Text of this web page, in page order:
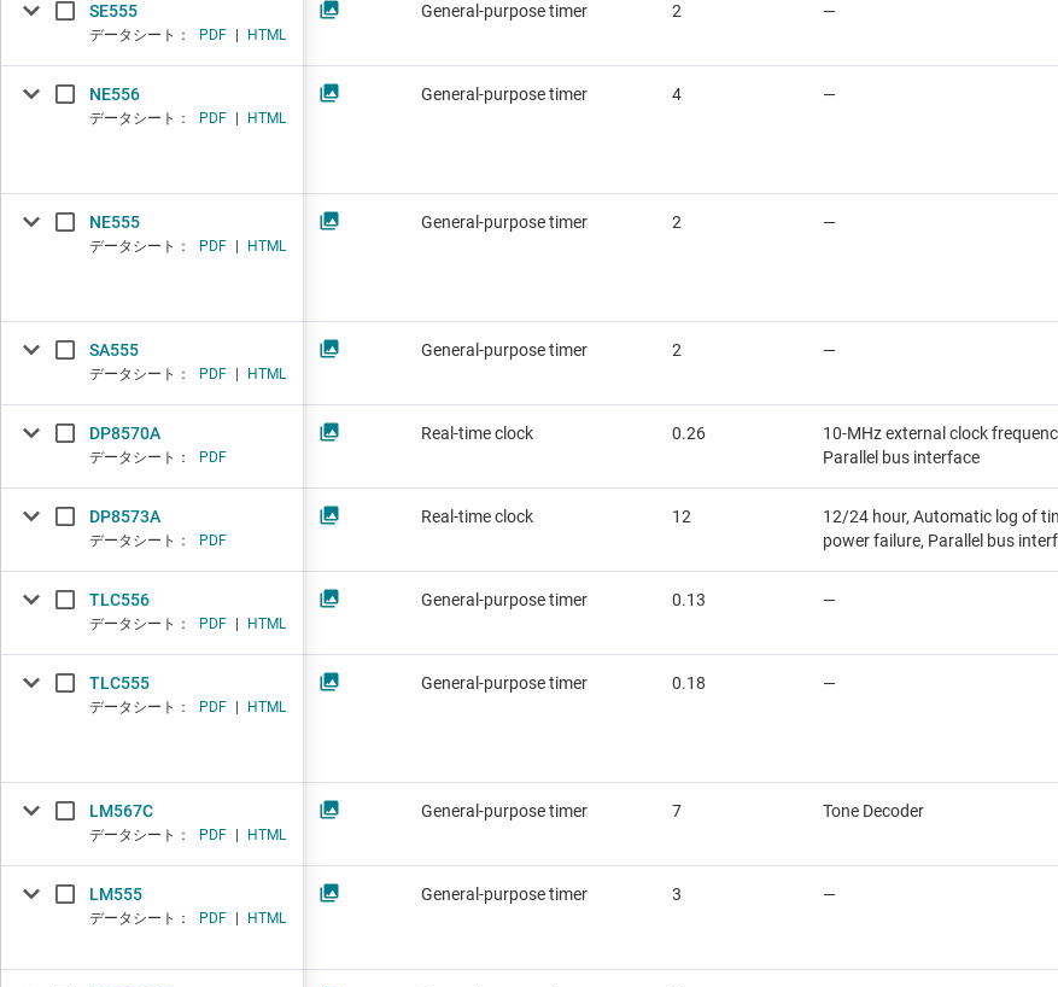
SE555
データシート： PDF HTML
NE556
データシート： PDF HTML
NE555
データシート： PDF HTML
SA555
データシート： PDF HTML
DP8570A
データシート： PDF
DP8573A
データシート： PDF
TLC556
データシート： PDF HTML
TLC555
データシート： PDF HTML
LM567C
データシート： PDF HTML
LM555
データシート： PDF HTML
General-purpose timer 2 —
General-purpose timer 4 —
General-purpose timer 2 —
General-purpose timer 2 —
Real-time clock 0.26
10-MHz external clock
Parallel bus interface
Real-time clock 12
12/24 hour, Automatic log of
power failure, Parallel bus
General-purpose timer 0.13 —
General-purpose timer 0.18 —
General-purpose timer 7 Tone Decoder
General-purpose timer 3 —